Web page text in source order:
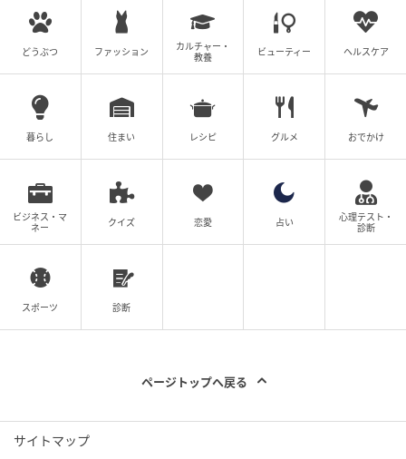
ベビーカレンダー
どうぶつ ファッション
カルチャー・
教養
ビューティー ヘルスケア
暮らし 住まい レシピ グルメ おでかけ
ビジネス・マ
ネー
クイズ 恋愛 占い
心理テスト・
診断
スポーツ 診断
ページトップへ戻る
サイトマップ